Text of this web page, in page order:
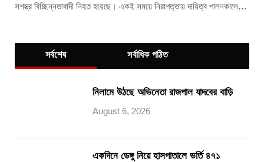
সশস্ত্র বিচ্ছিন্নতাবাদী নিহত হয়েছে। একই সময়ে নিরাপত্তায় দায়িত্ব পালনকালে…
সর্বশেষ সর্বাধিক পঠিত
নিলামে উঠছে অভিনেতা রাজপাল যাদবের বাড়ি
August 6, 2026
একদিনে ডেঙ্গু নিয়ে হাসপাতালে ভর্তি ৪৭১